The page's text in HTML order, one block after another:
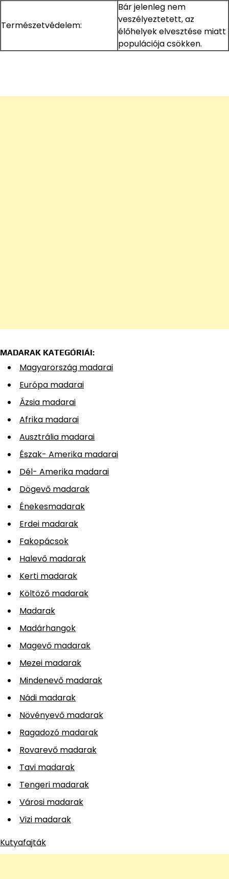
Természetvédelem:
Bár jelenleg nem
veszélyeztetett, az
élőhelyek elvesztése miatt
populációja csökken.
MADARAK KATEGÓRIÁI:
Magyarország madarai
Európa madarai
Ázsia madarai
Afrika madarai
Ausztrália madarai
Észak- Amerika madarai
Dél- Amerika madarai
Dögevő madarak
Énekesmadarak
Erdei madarak
Fakopácsok
Halevő madarak
Kerti madarak
Költöző madarak
Madarak
Madárhangok
Magevő madarak
Mezei madarak
Mindenevő madarak
Nádi madarak
Növényevő madarak
Ragadozó madarak
Rovarevő madarak
Tavi madarak
Tengeri madarak
Városi madarak
Vizi madarak
Kutyafajták